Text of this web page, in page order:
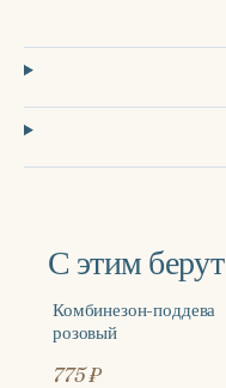
С этим берут
Комбинезон-поддева
розовый
775 ₽